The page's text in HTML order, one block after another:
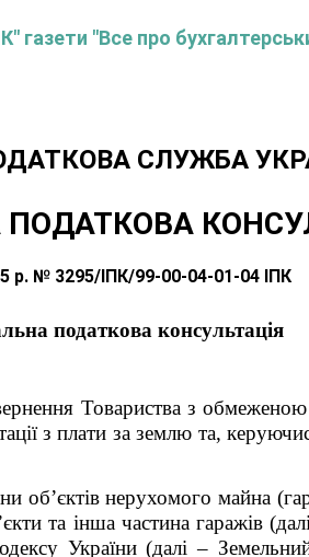
газети "Все про
СЛУЖБА
ПОДАТКОВА
р. № 3295/ІПК/99-00-04-01-04 ІПК
податкова консультація
Товариства з обмеженою
з плати за землю та,
об’єктів нерухомого майна
та інша частина гаражів
України (далі –